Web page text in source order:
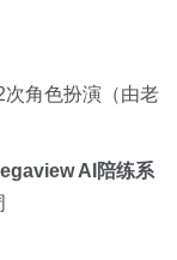
次角色扮演（由老
AI陪练系